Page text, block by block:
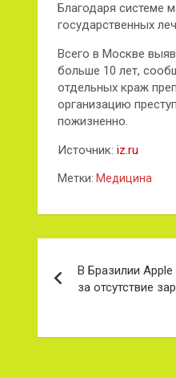
Благодаря системе
государственных
Всего в Москве
больше 10 лет,
отдельных краж
организацию
пожизненно.
Источник: iz.ru
Метки: Медицина
по
В Бразилии
за отсутствие